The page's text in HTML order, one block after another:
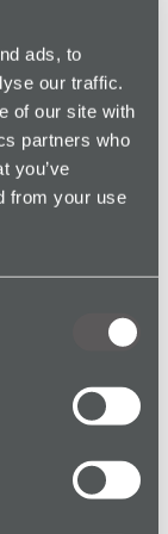
ads, to
our traffic.
of our site with
partners who
you’ve
from your use
il
pour
à tout
lorsqu’ils
hors de vue
Pour une
des
aux yeux